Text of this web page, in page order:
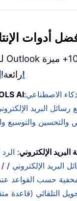
أدوات
رائعة!انقر للتنزيل الآن!
AI:الاصطناعي
رسائل البريد
والتحسين والتوسيع
البريد الإلكتروني: الرد
/ البريد الإلكتروني /
حسب القواعد
التلقائي (قاعدة